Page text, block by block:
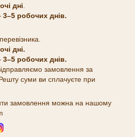
дні
3–5 робочих днів.
дні.
3–5 робочих днів.
замовлення за
Решту суми ви сплачуєте при
замовлення можна на нашому